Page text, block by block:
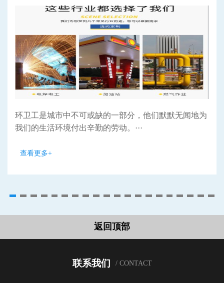
环卫工是城市中不可或缺的一部分，他们默默无闻地为
我们的生活环境付出辛勤的劳动。···
查看更多+
返回顶部
联系我们 / CONTACT